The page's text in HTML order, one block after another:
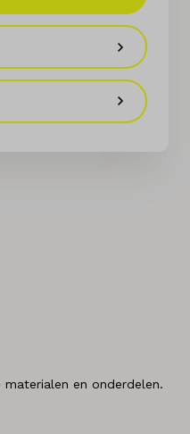
en onderdelen.